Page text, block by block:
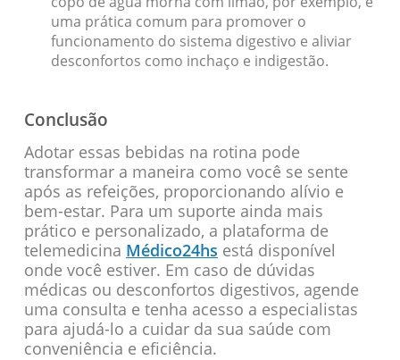
uma prática comum para promover o
funcionamento do sistema digestivo e aliviar
desconfortos como inchaço e indigestão.
Conclusão
Adotar essas bebidas na rotina pode
transformar a maneira como você se sente
após as refeições, proporcionando alívio e
bem-estar. Para um suporte ainda mais
prático e personalizado, a plataforma de
telemedicina Médico24hs está disponível
onde você estiver. Em caso de dúvidas
médicas ou desconfortos digestivos, agende
uma consulta e tenha acesso a especialistas
para ajudá-lo a cuidar da sua saúde com
conveniência e eficiência.